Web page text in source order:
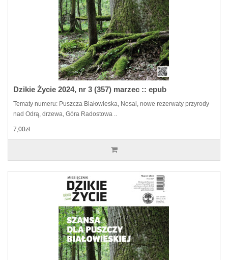
Dzikie Życie 2024, nr 3 (357) marzec :: epub
Tematy numeru: Puszcza Białowieska, Nosal, nowe rezerwaty przyrody
nad Odrą, drzewa, Góra Radostowa ..
7,00zł